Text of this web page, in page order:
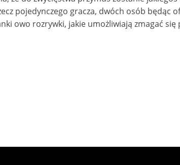
pojedynczego gracza, dwóch osób będąc
owo rozrywki, jakie umożliwiają zmagać się